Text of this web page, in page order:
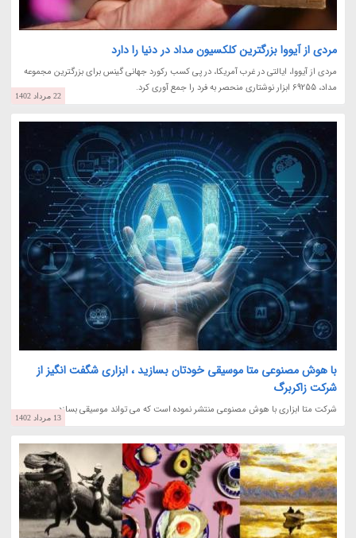
مردی از آیووا بزرگترین کلکسیون مداد در دنیا را دارد
مردی از آیووا، ایالتی در غرب آمریکا، در پی کسب رکورد جهانی گینس برای بزرگترین مجموعه
مداد، 69255 ابزار نوشتاری منحصر به فرد را جمع آوری کرد.
22 مرداد 1402
با هوش مصنوعی متا موسیقی خودتان بسازید ، ابزاری شگفت انگیز از
شرکت زاکربرگ
شرکت متا ابزاری با هوش مصنوعی منتشر نموده است که می تواند موسیقی بسازد.
13 مرداد 1402